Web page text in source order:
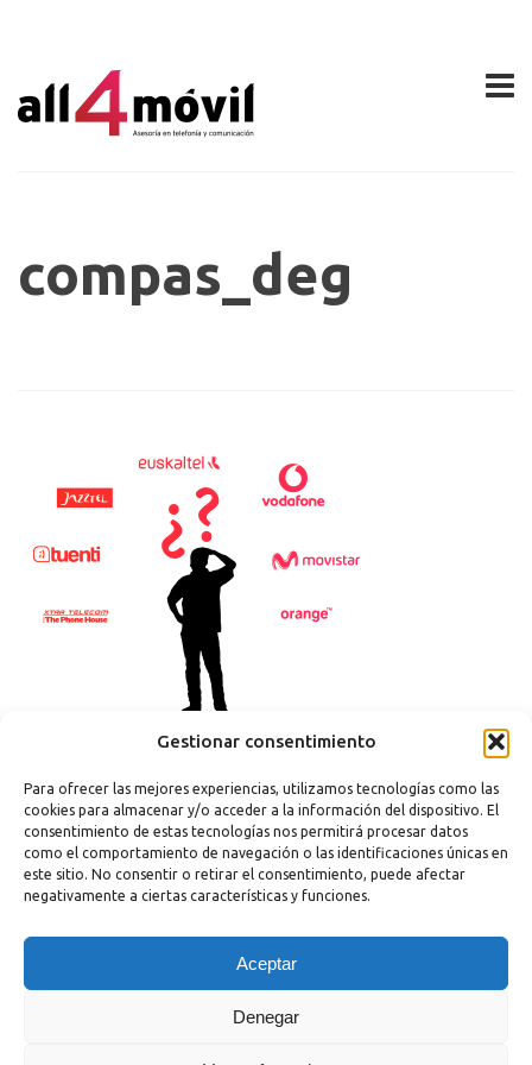
Gestionar consentimiento
Para ofrecer las mejores experiencias, utilizamos tecnologías como las
cookies para almacenar y/o acceder a la información del dispositivo. El
consentimiento de estas tecnologías nos permitirá procesar datos
como el comportamiento de navegación o las identificaciones únicas en
este sitio. No consentir o retirar el consentimiento, puede afectar
negativamente a ciertas características y funciones.
Aceptar
Denegar
compas_deg
Copyright 2023 |Aviso legal|Política de cookies